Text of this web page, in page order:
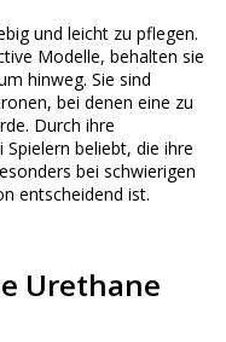
und leicht zu pflegen.
Modelle, behalten sie
hinweg. Sie sind
bei denen eine zu
Durch ihre
beliebt, die ihre
bei schwierigen
entscheidend ist.
Urethane